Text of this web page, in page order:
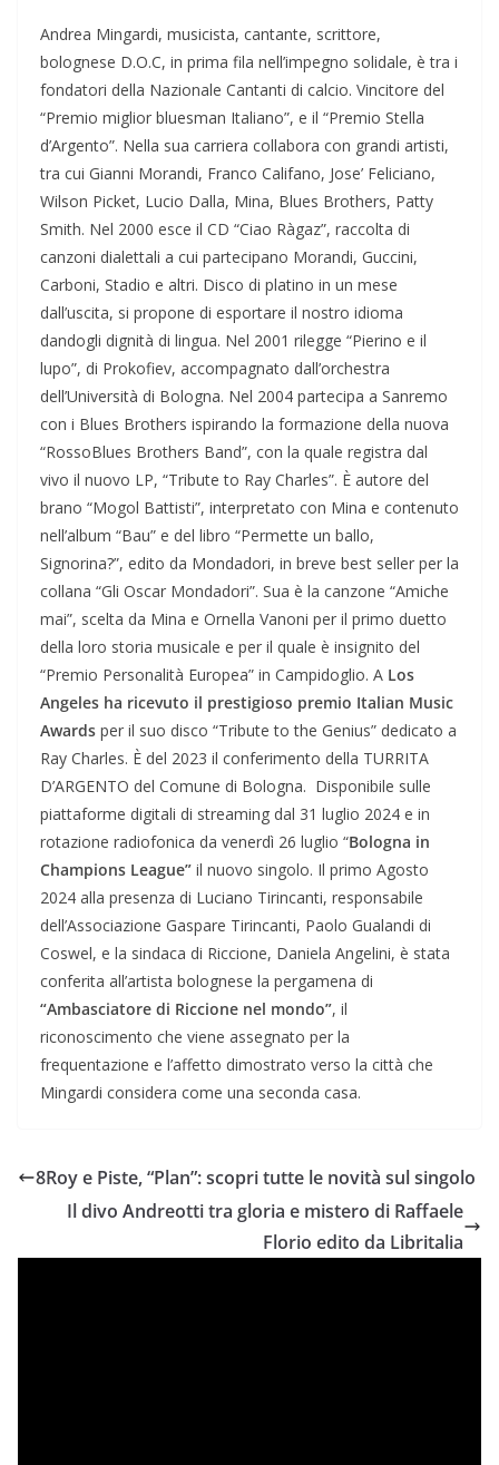
Andrea Mingardi, musicista, cantante, scrittore,
bolognese D.O.C, in prima fila nell’impegno solidale, è tra i
fondatori della Nazionale Cantanti di calcio. Vincitore del
“Premio miglior bluesman Italiano”, e il “Premio Stella
d’Argento”. Nella sua carriera collabora con grandi artisti,
tra cui Gianni Morandi, Franco Califano, Jose’ Feliciano,
Wilson Picket, Lucio Dalla, Mina, Blues Brothers, Patty
Smith. Nel 2000 esce il CD “Ciao Ràgaz”, raccolta di
canzoni dialettali a cui partecipano Morandi, Guccini,
Carboni, Stadio e altri. Disco di platino in un mese
dall’uscita, si propone di esportare il nostro idioma
dandogli dignità di lingua. Nel 2001 rilegge “Pierino e il
lupo”, di Prokofiev, accompagnato dall’orchestra
dell’Università di Bologna. Nel 2004 partecipa a Sanremo
con i Blues Brothers ispirando la formazione della nuova
“RossoBlues Brothers Band”, con la quale registra dal
vivo il nuovo LP, “Tribute to Ray Charles”. È autore del
brano “Mogol Battisti”, interpretato con Mina e contenuto
nell’album “Bau” e del libro “Permette un ballo,
Signorina?”, edito da Mondadori, in breve best seller per la
collana “Gli Oscar Mondadori”. Sua è la canzone “Amiche
mai”, scelta da Mina e Ornella Vanoni per il primo duetto
della loro storia musicale e per il quale è insignito del
“Premio Personalità Europea” in Campidoglio. A Los
Angeles ha ricevuto il prestigioso premio Italian Music
Awards per il suo disco “Tribute to the Genius” dedicato a
Ray Charles. È del 2023 il conferimento della TURRITA
D’ARGENTO del Comune di Bologna. Disponibile sulle
piattaforme digitali di streaming dal 31 luglio 2024 e in
rotazione radiofonica da venerdì 26 luglio “Bologna in
Champions League” il nuovo singolo. Il primo Agosto
2024 alla presenza di Luciano Tirincanti, responsabile
dell’Associazione Gaspare Tirincanti, Paolo Gualandi di
Coswel, e la sindaca di Riccione, Daniela Angelini, è stata
conferita all’artista bolognese la pergamena di
“Ambasciatore di Riccione nel mondo”, il
riconoscimento che viene assegnato per la
frequentazione e l’affetto dimostrato verso la città che
Mingardi considera come una seconda casa.
8Roy e Piste, “Plan”: scopri tutte le novità sul singolo
Il divo Andreotti tra gloria e mistero di Raffaele
Florio edito da Libritalia